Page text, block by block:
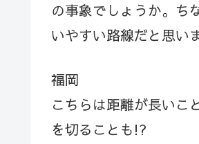
の事象でしょうか。ち
いやすい路線だと思い
福岡
こちらは距離が長いこ
を切ることも!?